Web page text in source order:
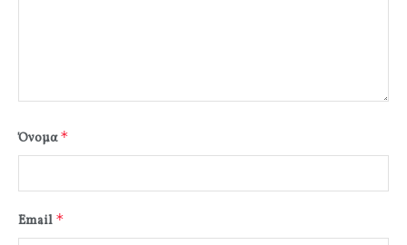
Όνομα*
Email *